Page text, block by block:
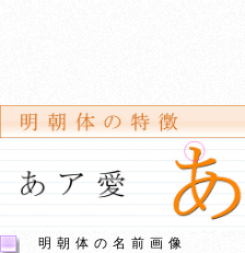
明朝体の名前画像